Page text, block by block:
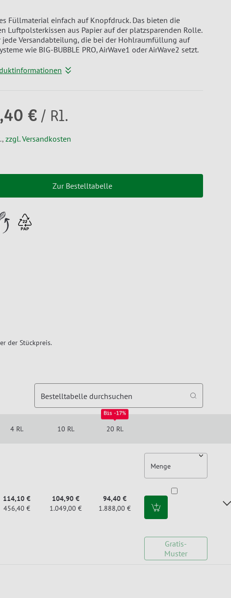
Füllmaterial einfach auf Knopfdruck. Das bieten die
Luftpolsterkissen aus Papier auf der platzsparenden Rolle.
jede Versandabteilung, die bei der Hohlraumfüllung auf
wie BIG-BUBBLE PRO, AirWave1 oder AirWave2 setzt.
€ / Rl.
zzgl. Versandkosten
Zur Bestelltabelle
der Stückpreis.
Bestelltabelle durchsuchen
4 Rl. 10 Rl.
Bis -17%
20 Rl.
114,10 €
456,40 €
104,90 €
1.049,00 €
94,40 €
1.888,00 €
Menge
Gratis-
Muster